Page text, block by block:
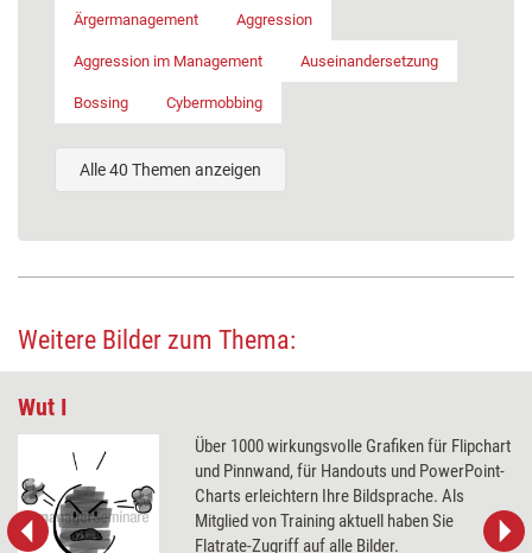
Ärgermanagement Aggression
Aggression im Management Auseinandersetzung
Bossing Cybermobbing
Alle 40 Themen anzeigen
Weitere Bilder zum Thema:
Wut I
Über 1000 wirkungsvolle Grafiken für Flipchart
und Pinnwand, für Handouts und PowerPoint-
Charts erleichtern Ihre Bildsprache. Als
Mitglied von Training aktuell haben Sie
Flatrate-Zugriff auf alle Bilder.